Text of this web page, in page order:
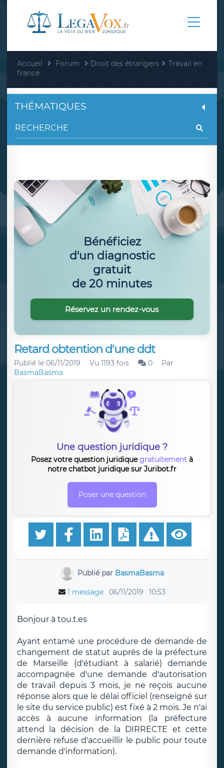
Accueil Forum Droit des étrangers
Travail en
france
Retard obtention d'une ddt
Publié le 06/11/2019 Vu 1193 fois 0
Par
BasmaBasma
Une question juridique ?
Posez votre question juridiquegratuitement à
notre chatbot juridique sur Juribot.fr
Poser une question
Publié par BasmaBasma
1 message 06/11/2019 10:53
Bonjour à tou.t.es
Ayant entamé une procédure de demande de
changement de statut auprès de la préfecture
de Marseille (d'étudiant à salarié) demande
accompagnée d'une demande d'autorisation
de travail depuis 3 mois, je ne reçois aucune
réponse alors que le délai officiel (renseigné sur
le site du service public) est fixé à 2 mois. Je n'ai
accès à aucune information (la préfecture
attend la décision de la DIRRECTE et cette
dernière refuse d'accueillir le public pour toute
demande d'information).
THÉMATIQUES
Bénéficiez
d'un diagnostic
gratuit
de 20 minutes
Réservez un rendez-vous